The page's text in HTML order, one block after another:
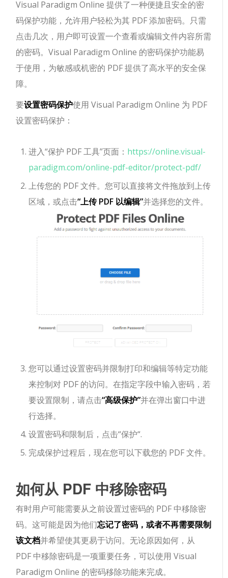
Visual Paradigm Online 提供了一种便捷且安全的密
码保护功能，允许用户轻松为其 PDF 添加密码。只需
点击几次，用户即可设置一个查看或编辑文件内容所需
的密码。Visual Paradigm Online 的密码保护功能易
于使用，为敏感或机密的 PDF 提供了高水平的安全保
障。
要设置密码保护使用 Visual Paradigm Online 为 PDF
设置密码保护：
进入“保护 PDF 工具”页面： https://online.visual-
paradigm.com/online-pdf-editor/protect-pdf/
上传您的 PDF 文件。您可以直接将文件拖放到上传
区域，或点击“上传 PDF 以编辑”并选择您的文件。
您可以通过设置密码并限制打印和编辑等特定功能
来控制对 PDF 的访问。在指定字段中输入密码，若
要设置限制，请点击“高级保护”并在弹出窗口中进
行选择。
设置密码和限制后，点击“保护“.
完成保护过程后，现在您可以下载您的 PDF 文件。
如何从 PDF 中移除密码
有时用户可能需要从之前设置过密码的 PDF 中移除密
码。这可能是因为他们忘记了密码，或者不再需要限制
该文档并希望使其更易于访问。无论原因如何，从
PDF 中移除密码是一项重要任务，可以使用 Visual
Paradigm Online 的密码移除功能来完成。